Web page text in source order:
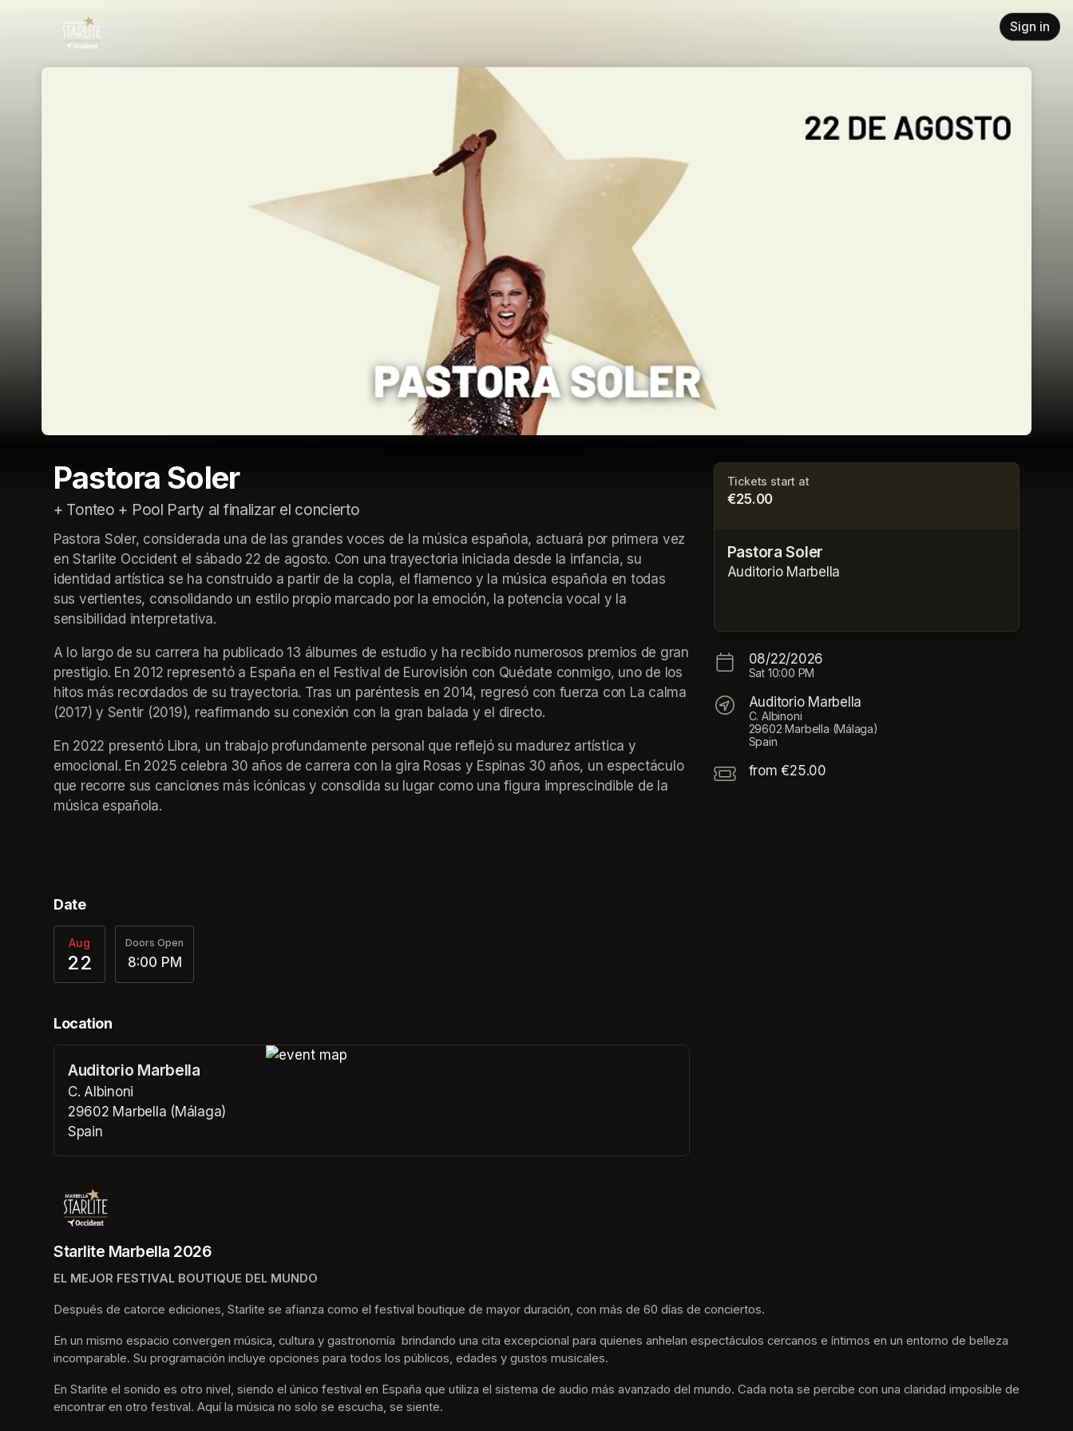
Sign in
Pastora Soler
+ Tonteo + Pool Party al finalizar el concierto
Pastora Soler, considerada una de las grandes voces de la música española, actuará por primera vez
en Starlite Occident el sábado 22 de agosto. Con una trayectoria iniciada desde la infancia, su
identidad artística se ha construido a partir de la copla, el flamenco y la música española en todas
sus vertientes, consolidando un estilo propio marcado por la emoción, la potencia vocal y la
sensibilidad interpretativa.
A lo largo de su carrera ha publicado 13 álbumes de estudio y ha recibido numerosos premios de gran
prestigio. En 2012 representó a España en el Festival de Eurovisión con Quédate conmigo, uno de los
hitos más recordados de su trayectoria. Tras un paréntesis en 2014, regresó con fuerza con La calma
(2017) y Sentir (2019), reafirmando su conexión con la gran balada y el directo.
En 2022 presentó Libra, un trabajo profundamente personal que reflejó su madurez artística y
emocional. En 2025 celebra 30 años de carrera con la gira Rosas y Espinas 30 años, un espectáculo
que recorre sus canciones más icónicas y consolida su lugar como una figura imprescindible de la
música española.
Date
Aug
22
Doors Open
8:00 PM
Location
Auditorio Marbella
C. Albinoni
29602 Marbella (Málaga)
Spain
(opens in a new tab)
Tickets start at
€25.00
Pastora Soler
Auditorio Marbella
08/22/2026
Sat 10:00 PM
Auditorio Marbella
C. Albinoni
29602 Marbella (Málaga)
Spain
from €25.00
Starlite Marbella 2026
EL MEJOR FESTIVAL BOUTIQUE DEL MUNDO
Después de catorce ediciones, Starlite se afianza como el festival boutique de mayor duración, con más de 60 días de conciertos.
En un mismo espacio convergen música, cultura y gastronomía  brindando una cita excepcional para quienes anhelan espectáculos cercanos e íntimos en un entorno de belleza
incomparable. Su programación incluye opciones para todos los públicos, edades y gustos musicales.
En Starlite el sonido es otro nivel, siendo el único festival en España que utiliza el sistema de audio más avanzado del mundo. Cada nota se percibe con una claridad imposible de
encontrar en otro festival. Aquí la música no solo se escucha, se siente.